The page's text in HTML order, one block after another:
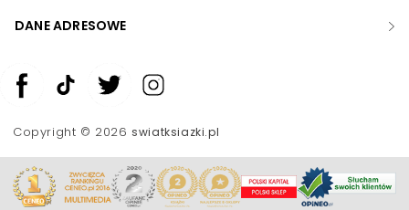
DANE ADRESOWE
Copyright © 2026swiatksiazki.pl
Zwiększ rozmiar czcionki
Skala szarości